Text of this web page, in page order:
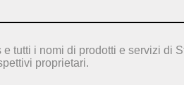
e tutti i nomi di prodotti e servizi
proprietari.